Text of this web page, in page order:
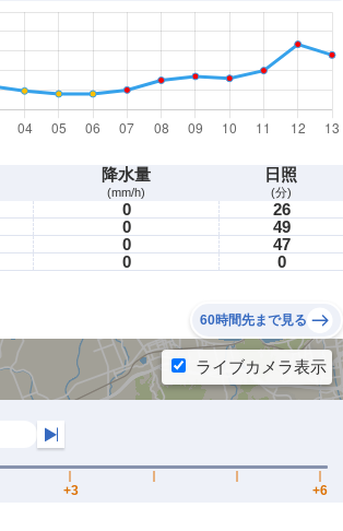
降水量
(mm/h)
日照
(分)
0
26
0
49
0
47
0 0
60時間先まで見る